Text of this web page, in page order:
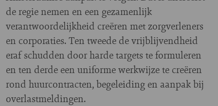
de regie nemen en een gezamenlijk
verantwoordelijkheid creëren met zorgverleners
en corporaties. Ten tweede de vrijblijvendheid
eraf schudden door harde targets te formuleren
en ten derde een uniforme werkwijze te creëren
rond huurcontracten, begeleiding en aanpak bij
overlastmeldingen.